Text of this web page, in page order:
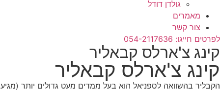
גולדן דודל
מאמרים
צור קשר
לפרטים חייגו: 054-2117636
קינג צ'ארלס קבאליר
קינג צ'ארלס קבאליר
הקבליר בהשוואה לספניאל הוא בעל ממדים מעט גדולים יותר (מגיע